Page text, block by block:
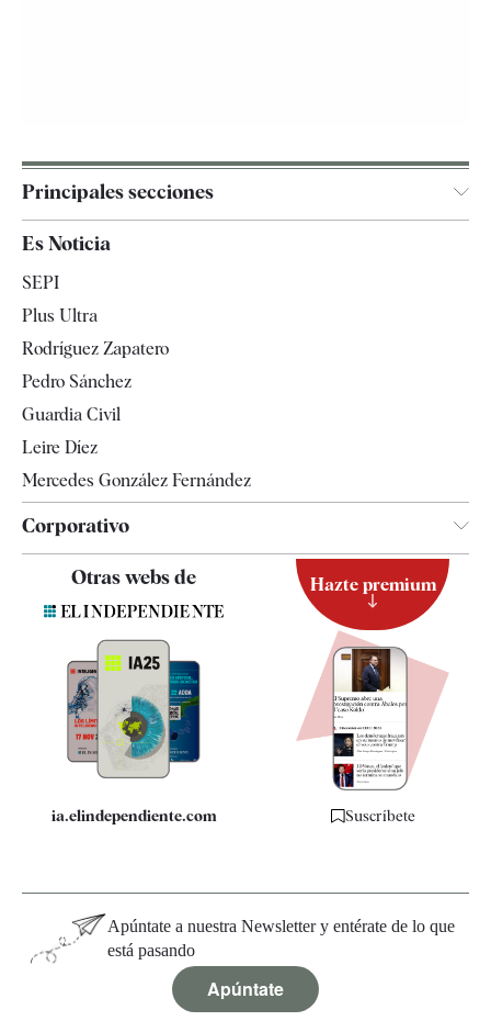
Principales secciones
España
Televisión
Es Noticia
SEPI
Plus Ultra
Rodríguez Zapatero
Pedro Sánchez
Guardia Civil
Leire Díez
Mercedes González Fernández
Corporativo
Contacto
Quiénes somos
Especificaciones
Otras webs de
ia.elindependiente.com
Hazte premium
Suscríbete
Apúntate a nuestra Newsletter y entérate de lo que
está pasando
Apúntate